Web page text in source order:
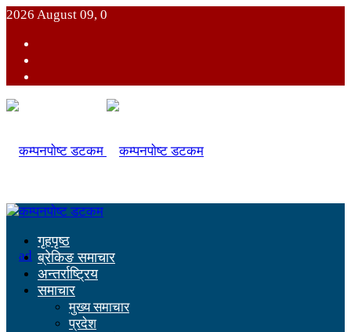
2026 August 09, 0
गृहपृष्ठ
ब्रेकिङ समाचार
अन्तर्राष्ट्रिय
समाचार
मुख्य समाचार
प्रदेश